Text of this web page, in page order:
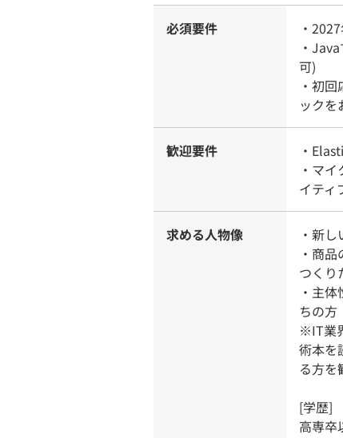
必須要件
・
・
可)
・初
ックを
歓迎要件
・
・マ
イティ
求める人物像
・新
・商
つくり
・主
ちの方
※IT業
術本を
る方を
[学歴]
高専卒